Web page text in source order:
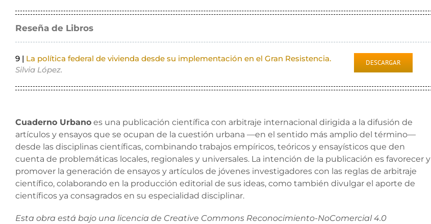
Reseña de Libros
9 | La política federal de vivienda desde su implementación en el Gran Resistencia.
Silvia López.
DESCARGAR
Cuaderno Urbano es una publicación científica con arbitraje internacional dirigida a la difusión de
artículos y ensayos que se ocupan de la cuestión urbana —en el sentido más amplio del término—
desde las disciplinas científicas, combinando trabajos empíricos, teóricos y ensayísticos que den
cuenta de problemáticas locales, regionales y universales. La intención de la publicación es favorecer y
promover la generación de ensayos y artículos de jóvenes investigadores con las reglas de arbitraje
científico, colaborando en la producción editorial de sus ideas, como también divulgar el aporte de
científicos ya consagrados en su especialidad disciplinar.
Esta obra está bajo una licencia de Creative Commons Reconocimiento-NoComercial 4.0